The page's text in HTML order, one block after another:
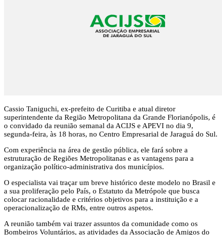
Cassio Taniguchi, ex-prefeito de Curitiba e atual diretor
superintendente da Região Metropolitana da Grande Florianópolis, é
o convidado da reunião semanal da ACIJS e APEVI no dia 9,
segunda-feira, às 18 horas, no Centro Empresarial de Jaraguá do Sul.
Com experiência na área de gestão pública, ele fará sobre a
estruturação de Regiões Metropolitanas e as vantagens para a
organização político-administrativa dos municípios.
O especialista vai traçar um breve histórico deste modelo no Brasil e
a sua proliferação pelo País, o Estatuto da Metrópole que busca
colocar racionalidade e critérios objetivos para a instituição e a
operacionalização de RMs, entre outros aspetos.
A reunião também vai trazer assuntos da comunidade como os
Bombeiros Voluntários, as atividades da Associação de Amigos do